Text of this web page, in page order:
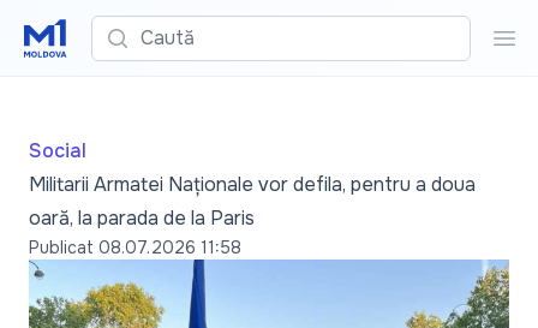
Caută
Social
Militarii Armatei Naționale vor defila, pentru a doua
oară, la parada de la Paris
Publicat 08.07.2026 11:58